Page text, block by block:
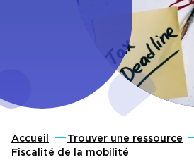
Accueil
Trouver une ressource
Fiscalité de la mobilité